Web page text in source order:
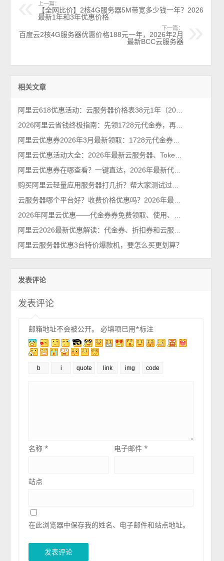
上一篇：
【全网比价】2核4G服务器5M带宽多少钱一年？2026
最新1年和3年优惠价格
下一篇：
百度云2核4G服务器优惠价格188元一年，2026年2月
最新BCC云服务器
相关文章
阿里云服务器优惠3台特价爆款机，要怎么买更划算？
发表评论
发表评论
邮箱地址不会被公开。 必填项已用*标注
名称* 电子邮件*
站点
在此浏览器中保存我的姓名、电子邮件和站点地址。